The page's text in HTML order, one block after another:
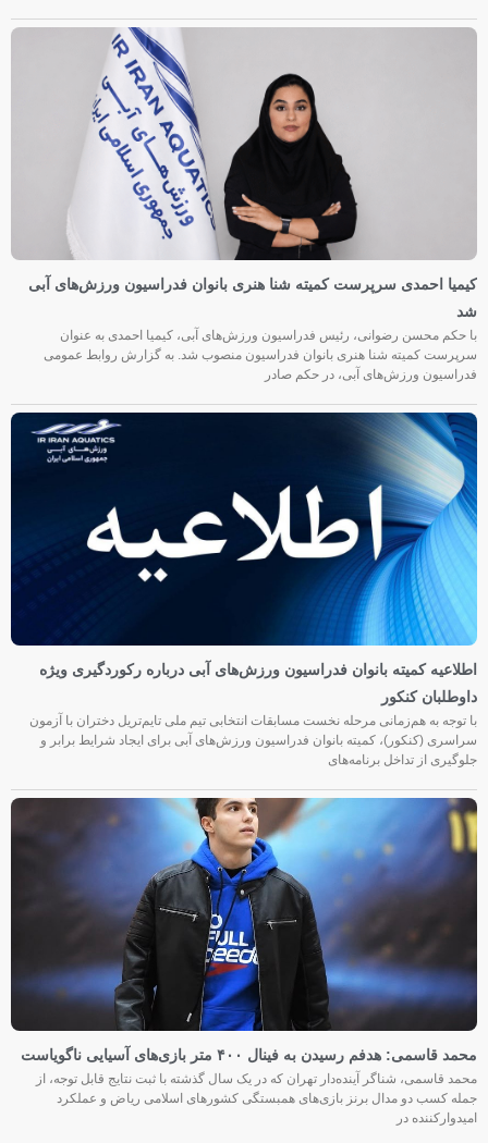
کیمیا احمدی سرپرست کمیته شنا هنری بانوان فدراسیون ورزش‌های آبی
شد
با حکم محسن رضوانی، رئیس فدراسیون ورزش‌های آبی، کیمیا احمدی به عنوان
سرپرست کمیته شنا هنری بانوان فدراسیون منصوب شد. به گزارش روابط عمومی
فدراسیون ورزش‌های آبی، در حکم صادر
اطلاعیه کمیته بانوان فدراسیون ورزش‌های آبی درباره رکوردگیری ویژه
داوطلبان کنکور
با توجه به هم‌زمانی مرحله نخست مسابقات انتخابی تیم ملی تایم‌تریل دختران با آزمون
سراسری (کنکور)، کمیته بانوان فدراسیون ورزش‌های آبی برای ایجاد شرایط برابر و
جلوگیری از تداخل برنامه‌های
محمد قاسمی: هدفم رسیدن به فینال ۴۰۰ متر بازی‌های آسیایی ناگویاست
محمد قاسمی، شناگر آینده‌دار تهران که در یک سال گذشته با ثبت نتایج قابل توجه، از
جمله کسب دو مدال برنز بازی‌های همبستگی کشورهای اسلامی ریاض و عملکرد
امیدوارکننده در